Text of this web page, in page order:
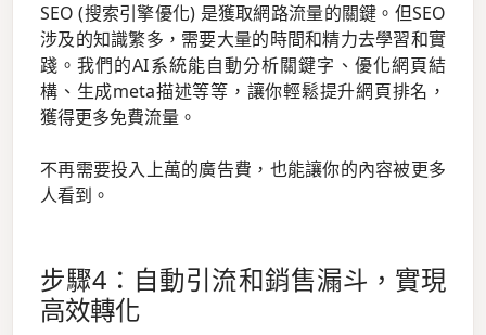
SEO (搜索引擎優化) 是獲取網路流量的關鍵。但SEO
涉及的知識繁多，需要大量的時間和精力去學習和實
踐。我們的AI系統能自動分析關鍵字、優化網頁結
構、生成meta描述等等，讓你輕鬆提升網頁排名，
獲得更多免費流量。
不再需要投入上萬的廣告費，也能讓你的內容被更多
人看到。
步驟4：自動引流和銷售漏斗，實現
高效轉化